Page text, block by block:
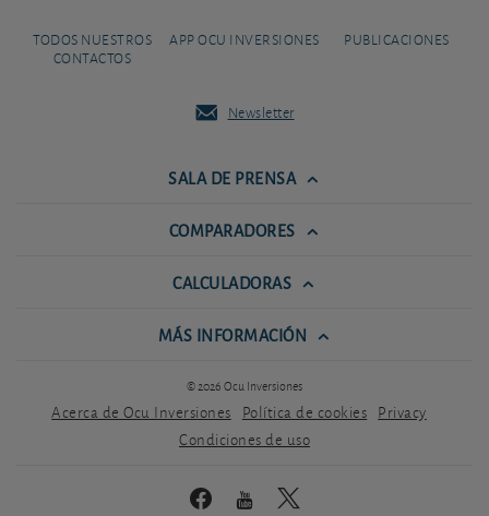
TODOS NUESTROS
CONTACTOS
APP OCU INVERSIONES PUBLICACIONES
Newsletter
SALA DE PRENSA
COMPARADORES
CALCULADORAS
MÁS INFORMACIÓN
© 2026 Ocu Inversiones
Acerca de Ocu Inversiones Política de cookies Privacy
Condiciones de uso